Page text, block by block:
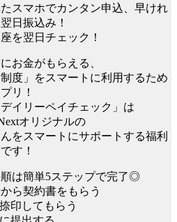
スマホでカンタン申込、早けれ
日振込み！
を翌日チェック！
お金がもらえる、
制度」をスマートに利用するため
リ！
イリーペイチェック」は
オリジナルの
をスマートにサポートする福利
す！
は簡単5ステップで完了◎
ら契約書をもらう
印してもらう